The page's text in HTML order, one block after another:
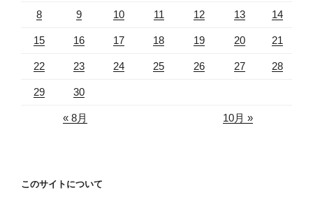
8 9 10 11 12 13 14
15 16 17 18 19 20 21
22 23 24 25 26 27 28
29 30
« 8月 10月 »
このサイトについて